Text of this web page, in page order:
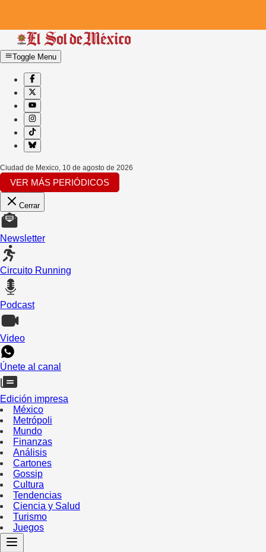
Toggle Menu
Ciudad de Mexico, 10 de agosto de 2026
VER MÁS PERIÓDICOS
Cerrar
Newsletter
Circuito Running
Podcast
Video
Únete al canal
Edición impresa
México
Metrópoli
Mundo
Finanzas
Análisis
Cartones
Gossip
Cultura
Tendencias
Ciencia y Salud
Turismo
Juegos